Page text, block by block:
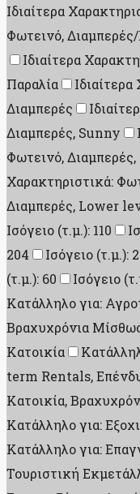
Ιδιαίτερα
Φωτεινό,
Ιδιαίτερα
Παραλία
Διαμπερές
Διαμπερές, Sunny
Φωτεινό,
Χαρακτηριστικά:
Διαμπερές, Lower
Ισόγειο (τ.μ.): 110
204
Ισόγειο (τ.μ.):
(τ.μ.): 60
Ισόγειο
Κατάλληλο για:
Βραχυχρόνια
Κατοικία
term Rentals,
Κατοικία,
Κατάλληλο για:
Κατάλληλο για:
Τουριστική